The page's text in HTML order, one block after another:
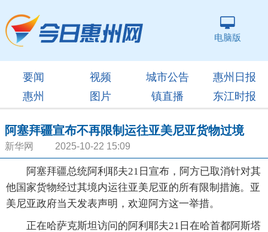
电脑版
要闻 视频 城市公告
惠州日报
惠州
图片 镇直播 东江时报
阿塞拜疆宣布不再限制运往亚美尼亚货物过境
新华网 2025-10-22 15:09
阿塞拜疆总统阿利耶夫21日宣布，阿方已取消针对其
他国家货物经过其境内运往亚美尼亚的所有限制措施。亚
美尼亚政府当天发表声明，欢迎阿方这一举措。
正在哈萨克斯坦访问的阿利耶夫21日在哈首都阿斯塔